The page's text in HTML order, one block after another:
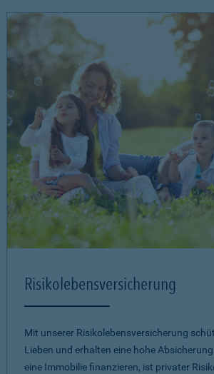
Risikolebensversicherung
Mit unserer Risikolebensversicherung
Lieben und erhalten eine hohe
eine Immobilie finanzieren, ist privater